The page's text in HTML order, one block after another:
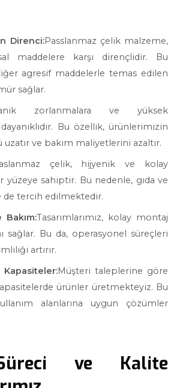
Direnci:Passlanmaz çelik malzeme,
maddelere karşı dirençlidir. Bu
agresif maddelerle temas edilen
sağlar.
zorlanmalara ve yüksek
dayanıklıdır. Bu özellik, ürünlerimizin
ve bakım maliyetlerini azaltır.
çelik, hijyenik ve kolay
sahiptir. Bu nedenle, gıda ve
de tercih edilmektedir.
Tasarımlarımız, kolay montaj
sağlar. Bu da, operasyonel süreçleri
artırır.
Müşteri taleplerine göre
ürünler üretmekteyiz. Bu
alanlarına uygun çözümler
ve Kalite